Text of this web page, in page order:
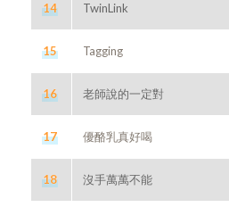
14 TwinLink
15 Tagging
16 老師說的一定對
17 優酪乳真好喝
18 沒手萬萬不能